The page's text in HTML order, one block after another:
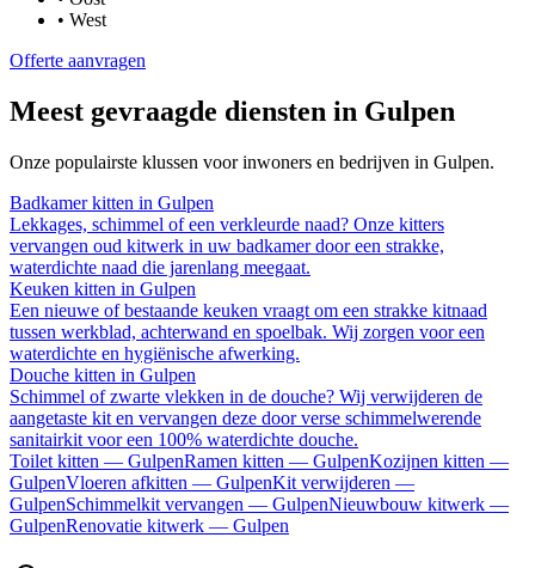
• West
Offerte aanvragen
Meest gevraagde diensten in Gulpen
Onze populairste klussen voor inwoners en bedrijven in Gulpen.
Badkamer kitten in Gulpen
Lekkages, schimmel of een verkleurde naad? Onze kitters
vervangen oud kitwerk in uw badkamer door een strakke,
waterdichte naad die jarenlang meegaat.
Keuken kitten in Gulpen
Een nieuwe of bestaande keuken vraagt om een strakke kitnaad
tussen werkblad, achterwand en spoelbak. Wij zorgen voor een
waterdichte en hygiënische afwerking.
Douche kitten in Gulpen
Schimmel of zwarte vlekken in de douche? Wij verwijderen de
aangetaste kit en vervangen deze door verse schimmelwerende
sanitairkit voor een 100% waterdichte douche.
Toilet kitten — GulpenRamen kitten — GulpenKozijnen kitten —
GulpenVloeren afkitten — GulpenKit verwijderen —
GulpenSchimmelkit vervangen — GulpenNieuwbouw kitwerk —
GulpenRenovatie kitwerk — Gulpen